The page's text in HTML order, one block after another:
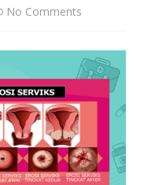
No Comments
Erosi
Di
Klinik